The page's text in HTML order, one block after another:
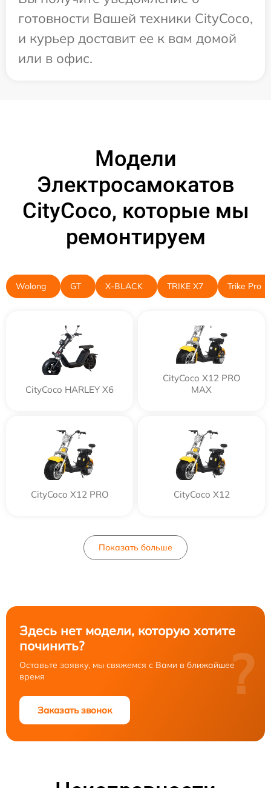
готовности Вашей техники CityCoco,
и курьер доставит ее к вам домой
или в офис.
Модели
Электросамокатов
CityCoco, которые мы
ремонтируем
Wolong GT X-BLACK TRIKE X7 Trike Pro
CityCoco HARLEY X6
CityCoco X12 PRO
MAX
CityCoco X12 PRO CityCoco X12
Показать больше
Здесь нет модели, которую хотите
починить?
Оставьте заявку, мы свяжемся с Вами в ближайшее
время
Заказать звонок
?